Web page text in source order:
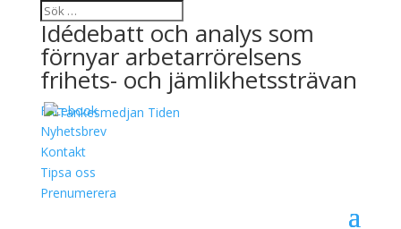
Idédebatt och analys som
förnyar arbetarrörelsens
frihets- och jämlikhetssträvan
Facebook
Nyhetsbrev
Kontakt
Tipsa oss
Prenumerera
« Alla Evenemang
Detta evenemang har redan ägt rum.